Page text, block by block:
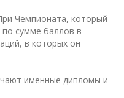
Чемпионата, который
сумме баллов в
в которых он
именные дипломы и